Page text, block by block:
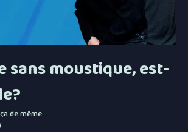
sans moustique, est-
de même